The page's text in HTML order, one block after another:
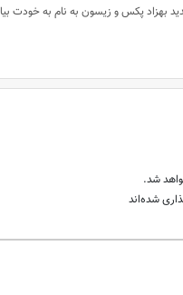
بهزاد پکس و زیسون به نام به خودت بیا
شد.
شده‌اند